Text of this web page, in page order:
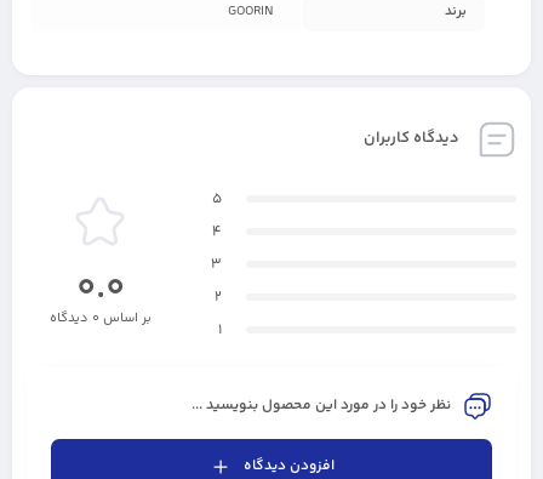
برند GOORIN
دیدگاه کاربران
5
4
3
2
1
0.0
بر اساس 0 دیدگاه
نظر خود را در مورد این محصول بنویسید ...
افزودن دیدگاه